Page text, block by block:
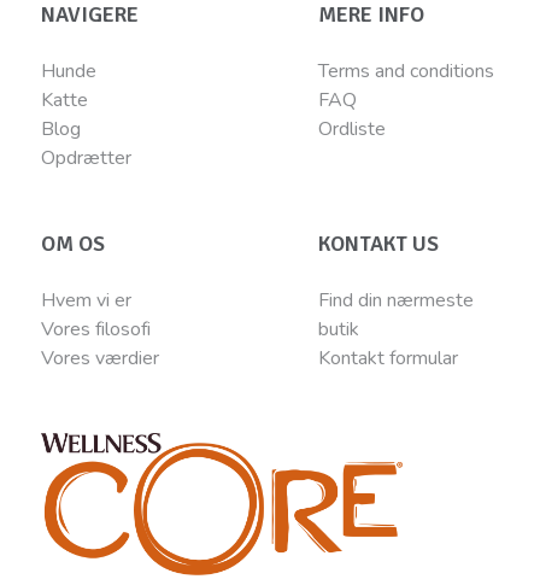
NAVIGERE
Hunde
Katte
Blog
Opdrætter
MERE INFO
Terms and conditions
FAQ
Ordliste
OM OS
Hvem vi er
Vores filosofi
Vores værdier
KONTAKT US
Find din nærmeste
butik
Kontaktformular